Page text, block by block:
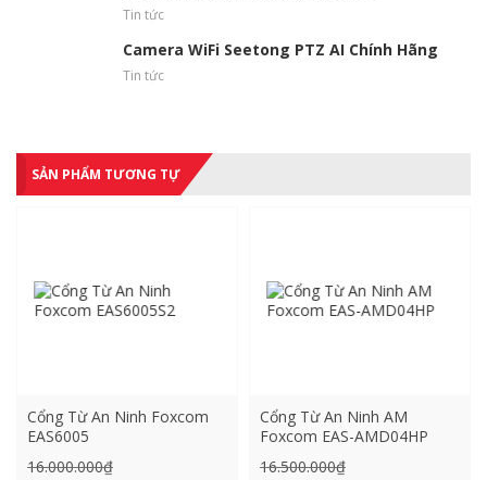
Tin tức
Camera WiFi Seetong PTZ AI Chính Hãng
Tin tức
SẢN PHẨM TƯƠNG TỰ
Cổng Từ An Ninh Foxcom
EAS6005
16.000.000₫
Cổng Từ An Ninh AM
Foxcom EAS-AMD04HP
16.500.000₫